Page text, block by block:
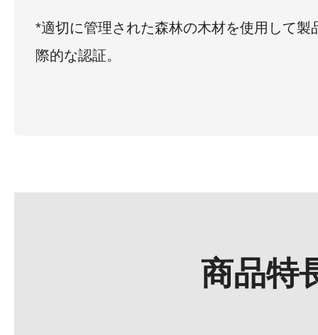
*適切に管理された森林の木材を使用して製
際的な認証。
商品特